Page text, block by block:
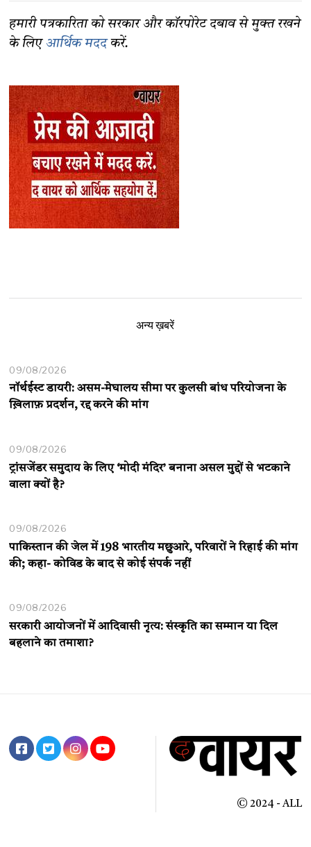
हमारी पत्रकारिता को सरकार और कॉरपोरेट दबाव से मुक्त रखने
के लिए आर्थिक मददकरें.
अन्य ख़बरें
09/08/2026
नॉर्थईस्ट डायरी: असम-मेघालय सीमा पर कुलसी बांध परियोजना के
ख़िलाफ़ प्रदर्शन, रद्द करने की मांग
09/08/2026
ट्रांसजेंडर समुदाय के लिए ‘मोदी मंदिर’ बनाना असल मुद्दों से भटकाने
वाला क्यों है?
09/08/2026
पाकिस्तान की जेल में 198 भारतीय मछुआरे, परिवारों ने रिहाई की मांग
की; कहा- कोविड के बाद से कोई संपर्क नहीं
09/08/2026
सरकारी आयोजनों में आदिवासी नृत्य: संस्कृति का सम्मान या दिल
बहलाने का तमाशा?
© 2024 - ALL